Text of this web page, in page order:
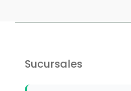
Sucursales